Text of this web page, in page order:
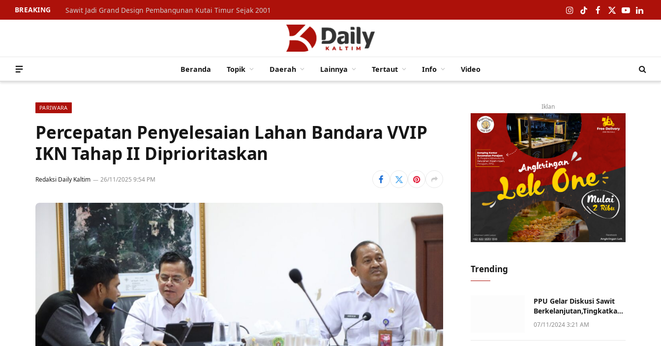
BREAKING Sawit Jadi Grand Design Pembangunan Kutai Timur Sejak 2001 Instagram
TikTokFacebook
X
YouTube
Beranda Topik Daerah Lainnya Tertaut Info Video
PARIWARA
Percepatan Penyelesaian Lahan Bandara VVIP
IKN Tahap II Diprioritaskan
Redaksi Daily Kaltim 26/11/2025 9:54 PM
Iklan
Trending
PPU Gelar Diskusi Sawit
Berkelanjutan,Tingkatkan
Daya Saing dan Kualitas
07/11/2024 3:21 AM